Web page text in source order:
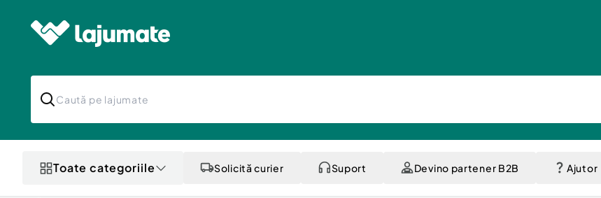
Toate categoriile Solicită curier Suport Devino partener B2B Ajutor